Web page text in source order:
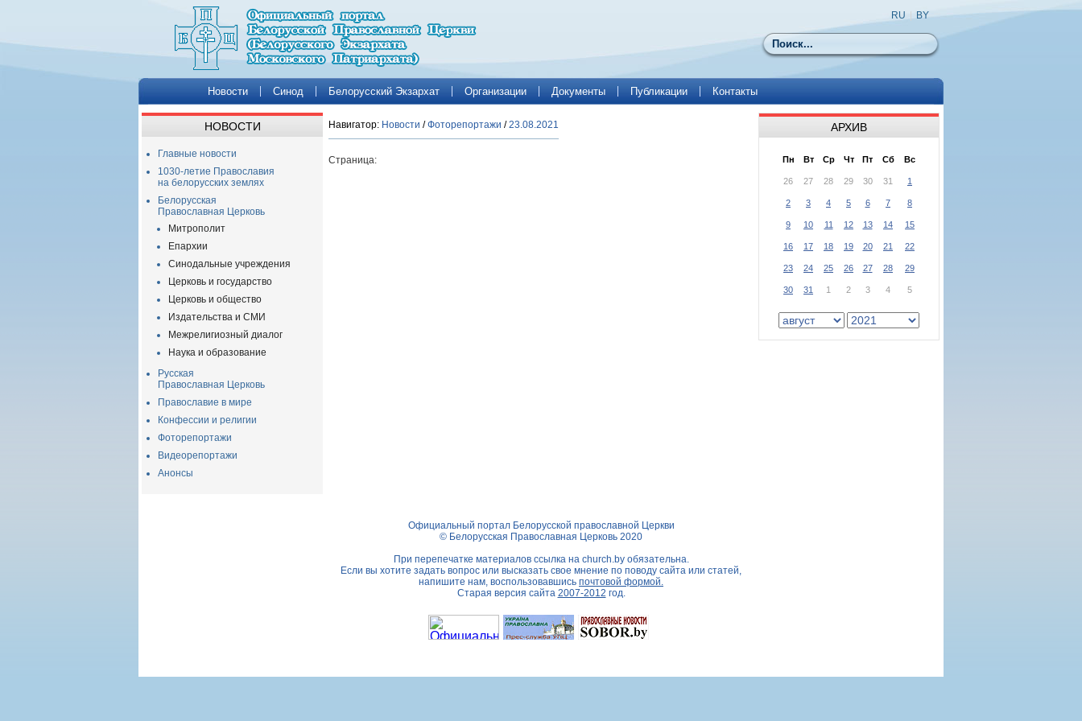
Поиск
RU BY
Новости Синод Белорусский Экзархат Организации Документы Публикации Контакты
НОВОСТИ
Главные новости
1030-летие Православия
на белорусских землях
Белорусская
Православная Церковь
Митрополит
Епархии
Синодальные учреждения
Церковь и государство
Церковь и общество
Издательства и СМИ
Межрелигиозный диалог
Наука и образование
Русская
Православная Церковь
Православие в мире
Конфессии и религии
Фоторепортажи
Видеорепортажи
Анонсы
Навигатор: Новости /Фоторепортажи /23.08.2021
Страница:
АРХИВ
Пн Вт Ср Чт Пт Сб Вс
26 27 28 29 30 31 1
2 3 4 5 6 7 8
9 10 11 12 13 14 15
16 17 18 19 20 21 22
23 24 25 26 27 28 29
30 31 1 2 3 4 5
Официальный портал Белорусской православной Церкви
© Белорусская Православная Церковь 2020
При перепечатке материалов ссылка на church.byобязательна.
Если вы хотите задать вопрос или высказать свое мнение по поводу сайта или статей,
напишите нам, воспользовавшись почтовой формой.
Старая версия сайта 2007-2012 год.